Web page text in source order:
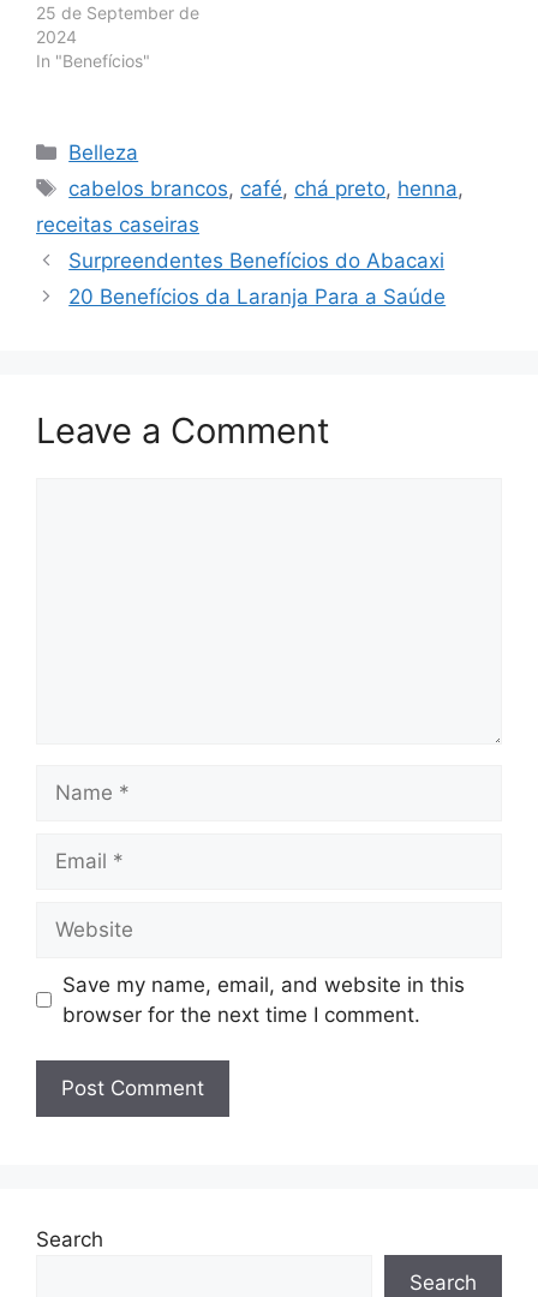
25 de September de
2024
In "Benefícios"
Categories
Belleza
Tags
cabelos brancos, café, chá preto, henna,
receitas caseiras
Surpreendentes Benefícios do Abacaxi
20 Benefícios da Laranja Para a Saúde
Leave a Comment
Save my name, email, and website in this
browser for the next time I comment.
Search
Search